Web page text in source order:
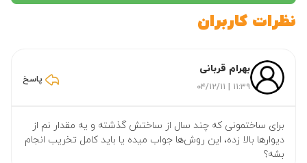
نظرات کاربران
بهرام قربانی
۱۱:۳۹ | ۰۴/۱۲/۱۱
برای ساختمونی که چند سال از ساختش گذشته و یه مقدار نم از
دیوارها بالا زده، این روش‌ها جواب میده یا باید کامل تخریب انجام
بشه؟